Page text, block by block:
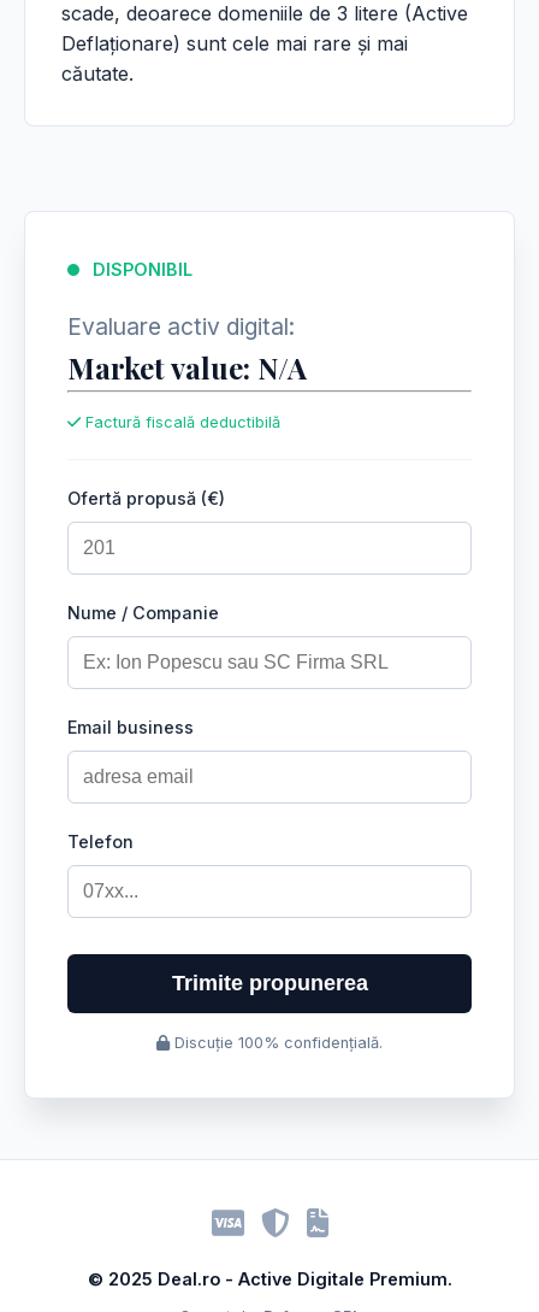
scade, deoarece domeniile de 3 litere (Active
Deflaționare) sunt cele mai rare și mai
căutate.
DISPONIBIL
Evaluare activ digital:
Market value: N/A
Factură fiscală deductibilă
Ofertă propusă (€)
Nume / Companie
Email business
Telefon
Trimite propunerea
Discuție 100% confidențială.
© 2025 Deal.ro - Active Digitale Premium.